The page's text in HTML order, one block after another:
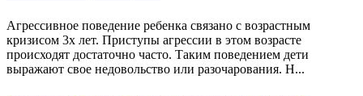
Агрессивное поведение ребенка связано с возрастным
кризисом 3х лет. Приступы агрессии в этом возрасте
происходят достаточно часто. Таким поведением дети
выражают свое недовольство или разочарования. Н...